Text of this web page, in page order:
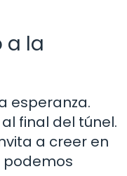
a la
esperanza.
final del túnel.
a creer en
podemos